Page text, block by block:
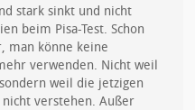
stark sinkt und nicht
beim Pisa-Test. Schon
man könne keine
verwenden. Nicht weil
weil die jetzigen
verstehen. Außer